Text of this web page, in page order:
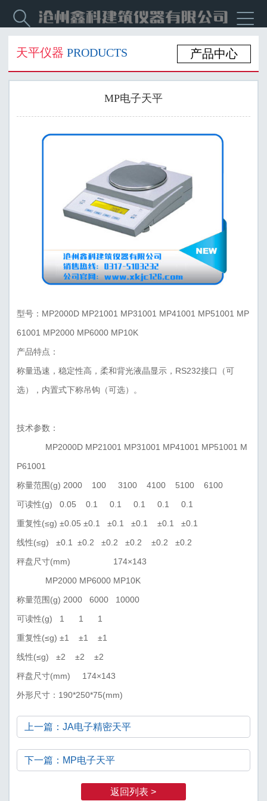


天平仪器 PRODUCTS 产品中心
MP电子天平
型号：MP2000D MP21001 MP31001 MP41001 MP51001 MP
61001 MP2000 MP6000 MP10K
产品特点：
称量迅速，稳定性高，柔和背光液晶显示，RS232接口（可
选），内置式下称吊钩（可选）。
技术参数：
MP2000D MP21001 MP31001 MP41001 MP51001 M
P61001
称量范围(g) 2000 100 3100 4100 5100 6100
可读性(g) 0.05 0.1 0.1 0.1 0.1 0.1
重复性(≤g) ±0.05 ±0.1 ±0.1 ±0.1 ±0.1 ±0.1
线性(≤g) ±0.1 ±0.2 ±0.2 ±0.2 ±0.2 ±0.2
秤盘尺寸(mm) 174×143
MP2000 MP6000 MP10K
称量范围(g) 2000 6000 10000
可读性(g) 1 1 1
重复性(≤g) ±1 ±1 ±1
线性(≤g) ±2 ±2 ±2
秤盘尺寸(mm) 174×143
外形尺寸：190*250*75(mm)
上一篇：JA电子精密天平
下一篇：MP电子天平
返回列表 >